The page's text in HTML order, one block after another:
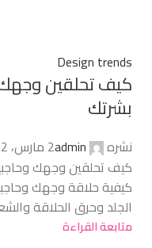
Design trends
كيف تحلقين وجهك
بشرتك
نشره admin2 مارس، 2022
كيف تحلقين وجهك
كيفية حلاقة وجهك
الجلد وحرق الحلاقة
متابعة القراءة